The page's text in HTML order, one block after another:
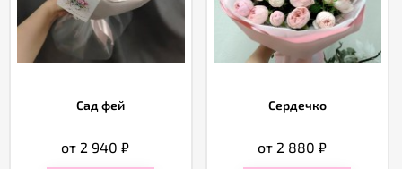
Сад фей
от 2 940₽
Сердечко
от 2 880 ₽